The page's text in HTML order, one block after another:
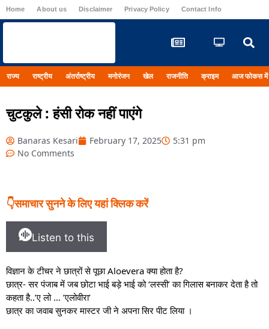
Home About us Disclaimer Privacy Policy Contact Info
राज्य राष्ट्रीय अंतर्राष्ट्रीय मनोरंजन खेल राजनीति क्राइम आज फोकस में
चुटकुले : हंसी रोक नहीं पाएंगे
Banaras Kesari February 17, 2025
5:31 pm
No Comments
👇समाचार सुनने के लिए यहां क्लिक करें
Listen to this
विज्ञान के टीचर ने छात्रों से पूछा Aloevera क्या होता है?
छात्र- सर पंजाब में जब छोटा भाई बड़े भाई को ‘लस्सी’ का गिलास बनाकर देता है तो
कहता है..’ए लो … ’एलोवीरा’
छात्र का जवाब सुनकर मास्टर जी ने अपना सिर पीट लिया ।